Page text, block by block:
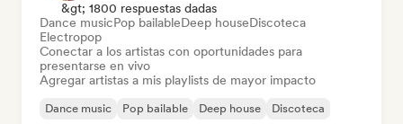
&gt; 1800 respuestas dadas
Dance musicPop bailableDeep houseDiscoteca
Electropop
Conectar a los artistas con oportunidades para
presentarse en vivo
Agregar artistas a mis playlists de mayor impacto
Dance music Pop bailable Deep house
Discoteca